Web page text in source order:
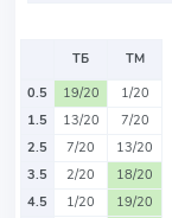
ТБ
ТМ
0.5
19/20
1/20
1.5
13/20
7/20
2.5
7/20
13/20
3.5
2/20
18/20
4.5
1/20
19/20